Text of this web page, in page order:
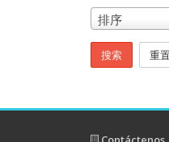
排序
搜索 重